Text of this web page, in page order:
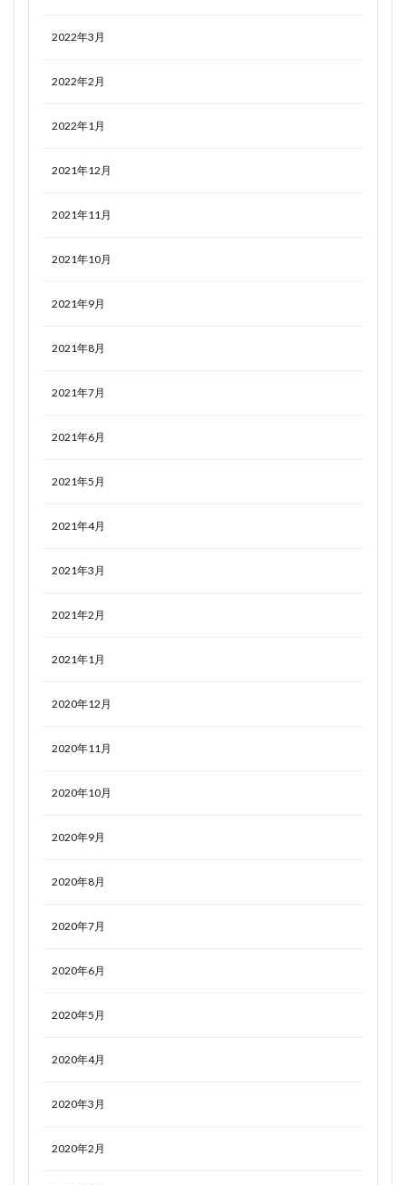
2022年3月
2022年2月
2022年1月
2021年12月
2021年11月
2021年10月
2021年9月
2021年8月
2021年7月
2021年6月
2021年5月
2021年4月
2021年3月
2021年2月
2021年1月
2020年12月
2020年11月
2020年10月
2020年9月
2020年8月
2020年7月
2020年6月
2020年5月
2020年4月
2020年3月
2020年2月